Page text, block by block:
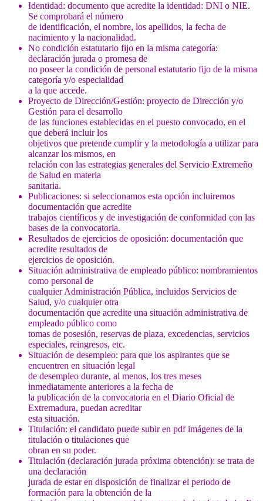
Identidad: documento que acredite la identidad: DNI o NIE.
Se comprobará el número
de identificación, el nombre, los apellidos, la fecha de
nacimiento y la nacionalidad.
No condición estatutario fijo en la misma categoría:
declaración jurada o promesa de
no poseer la condición de personal estatutario fijo de la misma
categoría y/o especialidad
a la que accede.
Proyecto de Dirección/Gestión: proyecto de Dirección y/o
Gestión para el desarrollo
de las funciones establecidas en el puesto convocado, en el
que deberá incluir los
objetivos que pretende cumplir y la metodología a utilizar para
alcanzar los mismos, en
relación con las estrategias generales del Servicio Extremeño
de Salud en materia
sanitaria.
Publicaciones: si seleccionamos esta opción incluiremos
documentación que acredite
trabajos científicos y de investigación de conformidad con las
bases de la convocatoria.
Resultados de ejercicios de oposición: documentación que
acredite resultados de
ejercicios de oposición.
Situación administrativa de empleado público: nombramientos
como personal de
cualquier Administración Pública, incluidos Servicios de
Salud, y/o cualquier otra
documentación que acredite una situación administrativa de
empleado público como
tomas de posesión, reservas de plaza, excedencias, servicios
especiales, reingresos, etc.
Situación de desempleo: para que los aspirantes que se
encuentren en situación legal
de desempleo durante, al menos, los tres meses
inmediatamente anteriores a la fecha de
la publicación de la convocatoria en el Diario Oficial de
Extremadura, puedan acreditar
esta situación.
Titulación: el candidato puede subir en pdf imágenes de la
titulación o titulaciones que
obran en su poder.
Titulación (declaración jurada próxima obtención): se trata de
una declaración
jurada de estar en disposición de finalizar el periodo de
formación para la obtención de la